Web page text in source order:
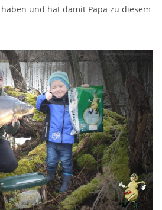
und hat damit Papa zu diesem